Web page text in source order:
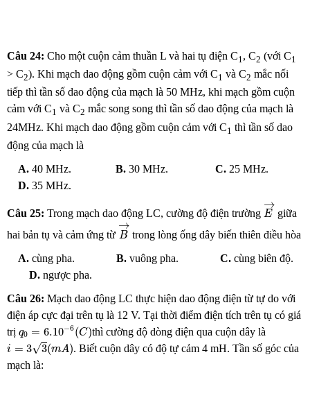
Câu 24: Cho một cuộn cảm thuần L và hai tụ điện C­1, C2 (với C­1
> C2). Khi mạch dao động gồm cuộn cảm với C1 và C2 mắc nối
tiếp thì tần số dao động của mạch là 50 MHz, khi mạch gồm cuộn
cảm với C1 và C2 mắc song song thì tần số dao động của mạch là
24MHz. Khi mạch dao động gồm cuộn cảm với C1 thì tần số dao
động của mạch là
A. 40 MHz. B. 30 MHz. C. 25 MHz.
D. 35 MHz.
Câu 25: Trong mạch dao động LC, cường độ điện trường
→
E
→
giữa
hai bản tụ và cảm ứng từ
→
B
B→
trong lòng ống dây biến thiên điều hòa
A. cùng pha. B. vuông pha. C. cùng biên độ.
D. ngược pha.
Câu 26: Mạch dao động LC thực hiện dao động điện từ tự do với
điện áp cực đại trên tụ là 12 V. Tại thời điểm điện tích trên tụ có giá
trị q0 = 6.10−6(C)
= 6.10−6(C) thì cường độ dòng điện qua cuộn dây là
i = 3√3(mA)
i= 33( A)
. Biết cuộn dây có độ tự cảm 4 mH. Tần số góc của
mạch là: